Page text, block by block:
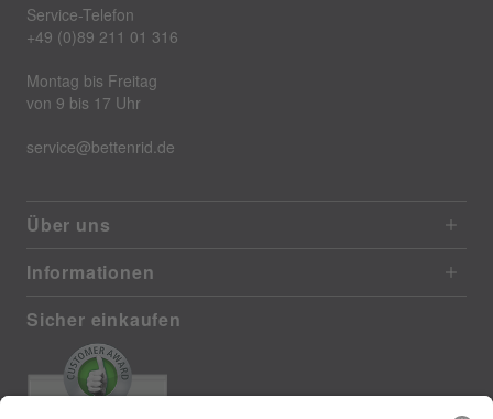
Service-Telefon
+49 (0)89 211 01 316
Montag bis Freitag
von 9 bis 17 Uhr
service@bettenrid.de
Über uns
Informationen
Sicher einkaufen